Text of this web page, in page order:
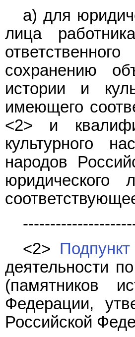
а) для
лица
сохранению
истории и
имеющего
<2> и
культурного
народов
<2>
деятельности
(памятников
Федерации,
Российской